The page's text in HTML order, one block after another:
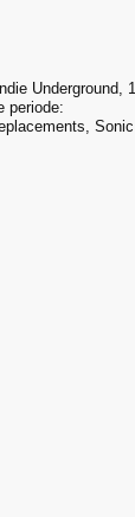
Underground,
periode: